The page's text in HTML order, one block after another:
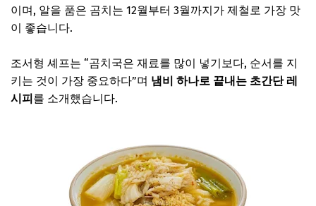
이며, 알을 품은 곰치는 12월부터 3월까지가 제철로 가장 맛
이 좋습니다.
조서형 셰프는 “곰치국은 재료를 많이 넣기보다, 순서를 지
키는 것이 가장 중요하다”며 냄비 하나로 끝내는 초간단 레
시피를 소개했습니다.